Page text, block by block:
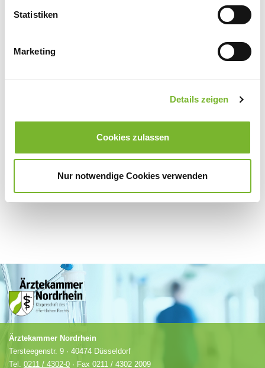
Statistiken
Marketing
Details zeigen
Cookies zulassen
Nur notwendige Cookies verwenden
Mail:christoph.schnurr@vkkd-kliniken.de
Zurück zur Übersicht
Ärztekammer Nordrhein
Tersteegenstr. 9 · 40474 Düsseldorf
Tel. 0211 / 4302-0 · Fax 0211 / 4302 2009